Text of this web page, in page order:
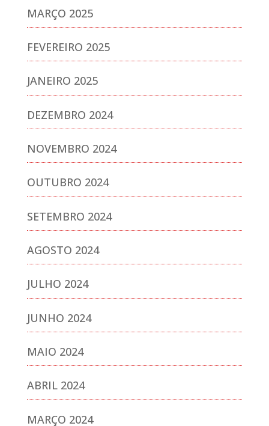
MARÇO 2025
FEVEREIRO 2025
JANEIRO 2025
DEZEMBRO 2024
NOVEMBRO 2024
OUTUBRO 2024
SETEMBRO 2024
AGOSTO 2024
JULHO 2024
JUNHO 2024
MAIO 2024
ABRIL 2024
MARÇO 2024